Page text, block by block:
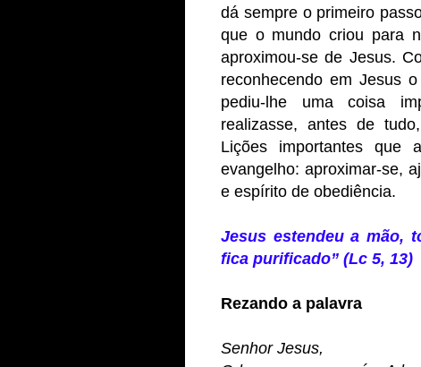
dá sempre o primeiro
que o mundo criou para
aproximou-se de Jesus.
reconhecendo em Jesus
pediu-lhe uma coisa
realizasse, antes de
Lições importantes que
evangelho: aproximar-se,
e espírito de obediência.
Jesus estendeu a mão,
fica purificado” (Lc 5, 13)
Rezando a palavra
Senhor Jesus,